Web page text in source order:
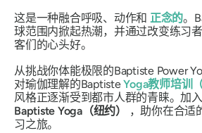
这是一种融合呼吸、动作和 正念的。
球范围内掀起热潮，并通过改变练习
客们的心头好。
从挑战你体能极限的Baptiste Power
对瑜伽理解的BaptisteYoga教师培训（
风格正逐渐受到都市人群的青睐。加
Baptiste Yoga（纽约）
，助你在合适
习之旅。